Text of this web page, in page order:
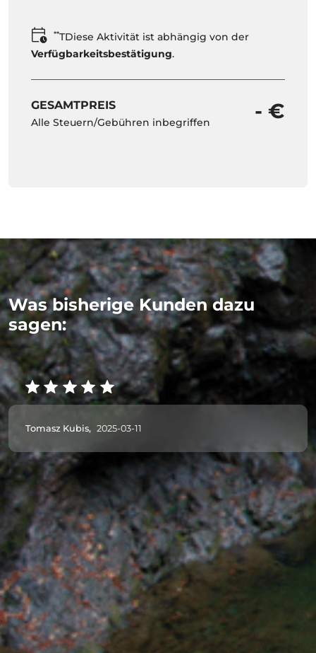
**TDiese Aktivität ist abhängig von der
Verfügbarkeitsbestätigung.
GESAMTPREIS
Alle Steuern/Gebühren inbegriffen - €
Was bisherige Kunden dazu
sagen:
Tomasz Kubis, 2025-03-11